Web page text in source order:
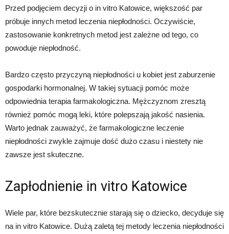
Przed podjęciem decyzji o in vitro Katowice, większość par
próbuje innych metod leczenia niepłodności. Oczywiście,
zastosowanie konkretnych metod jest zależne od tego, co
powoduje niepłodność.
Bardzo często przyczyną niepłodności u kobiet jest zaburzenie
gospodarki hormonalnej. W takiej sytuacji pomóc może
odpowiednia terapia farmakologiczna. Mężczyznom zresztą
również pomóc mogą leki, które polepszają jakość nasienia.
Warto jednak zauważyć, że farmakologiczne leczenie
niepłodności zwykle zajmuje dość dużo czasu i niestety nie
zawsze jest skuteczne.
Zapłodnienie in vitro Katowice
Wiele par, które bezskutecznie starają się o dziecko, decyduje się
na in vitro Katowice. Dużą zaletą tej metody leczenia niepłodności